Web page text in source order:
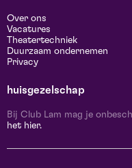
Over ons
Vacatures
Theatertechniek
Duurzaam ondernemen
Privacy
huisgezelschap
Bij Club Lam mag je
het hier.